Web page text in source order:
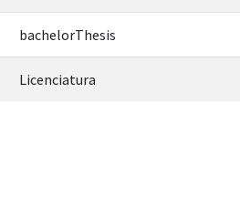
bachelorThesis
Licenciatura